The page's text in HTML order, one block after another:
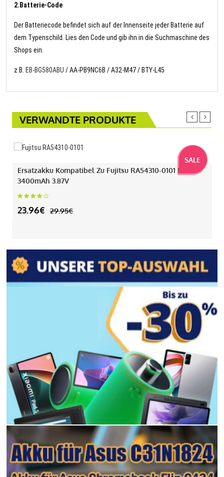
2.Batterie-Code
Der Batteriecode befindet sich auf der Innenseite jeder Batterie auf
dem Typenschild. Lies den Code und gib ihn in die Suchmaschine des
Shops ein.
z.B. EB-BG580ABU / AA-PB9NC6B / A32-M47 / BTY-L45
VERWANDTE PRODUKTE
SALE
Ersatzakku Kompatibel Zu Fujitsu RA54310-0101 Mit
3400mAh 3.87V
23.96€ 29.95€